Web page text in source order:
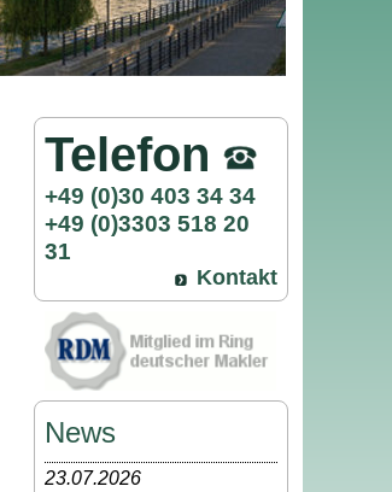
Telefon
+49 (0)30 403 34 34
+49 (0)3303 518 20
31
Kontakt
News
23.07.2026